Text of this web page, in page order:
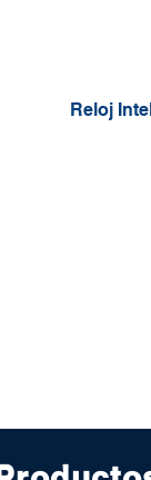
Reloj